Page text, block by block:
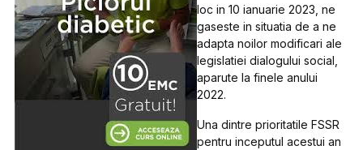
loc in 10 ianuarie 2023, ne
gaseste in situatia de a ne
adapta noilor modificari ale
legislatiei dialogului social,
aparute la finele anului
2022.
Una dintre prioritatile FSSR
pentru inceputul acestui an